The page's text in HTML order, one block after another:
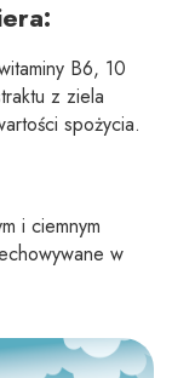
B6, 10
z ziela
spożycia.
i ciemnym
w